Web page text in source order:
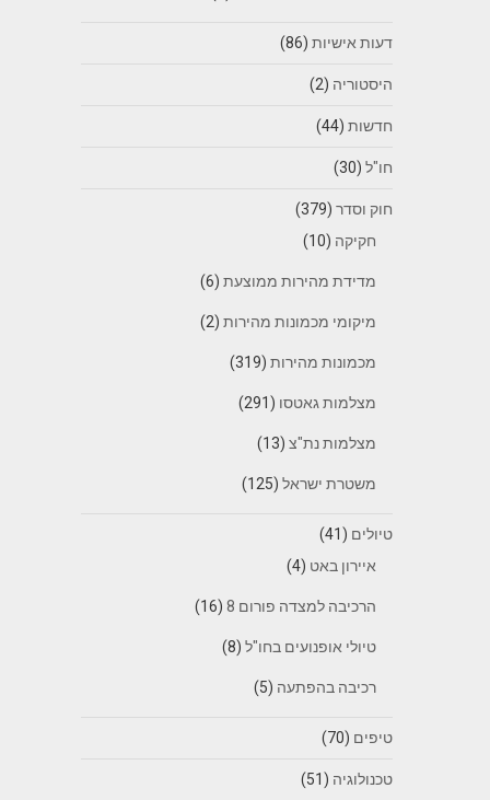
דעות אישיות(86)
היסטוריה (2)
חדשות(44)
חו"ל(30)
חוק וסדר(379)
חקיקה (10)
מדידת מהירות ממוצעת(6)
מיקומי מכמונות מהירות(2)
מכמונות מהירות(319)
מצלמות גאטסו (291)
מצלמות נת"צ(13)
משטרת ישראל(125)
טיולים (41)
איירון באט (4)
הרכיבה למצדה פורום 8 (16)
טיולי אופנועים בחו"ל(8)
רכיבה בהפתעה (5)
טיפים (70)
טכנולוגיה (51)